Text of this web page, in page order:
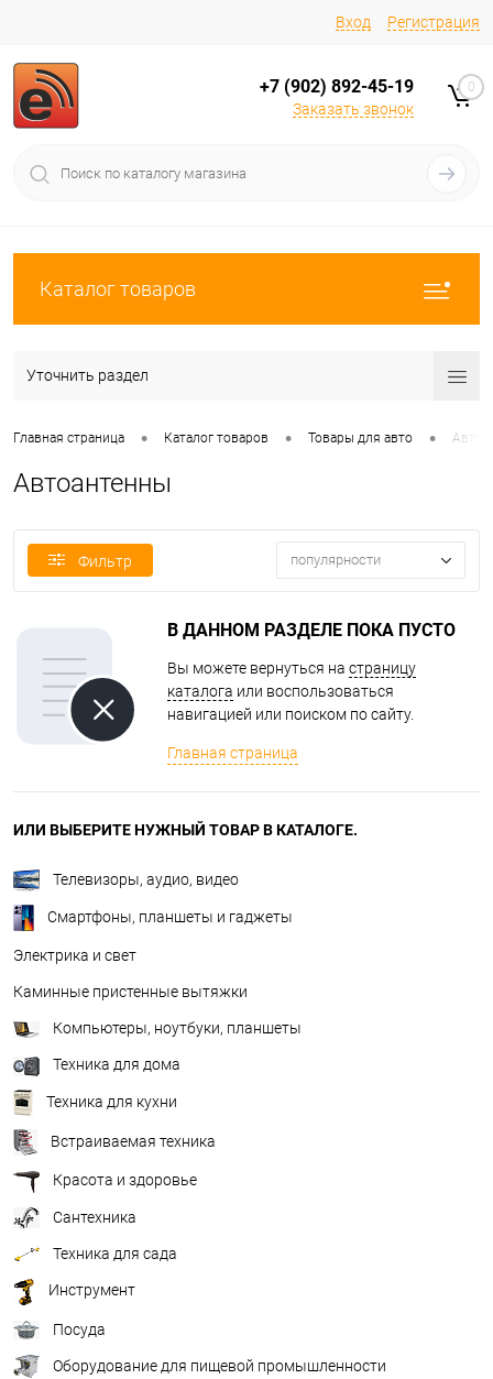
Вход Регистрация
+7 (902) 892-45-19
Заказать звонок
0
Каталог товаров
Уточнить раздел
Главная страница • Каталог товаров • Товары для авто •
Автоантенны
Фильтр популярности
В ДАННОМ РАЗДЕЛЕ ПОКА ПУСТО
Вы можете вернуться на страницу
каталога или воспользоваться
навигацией или поиском по сайту.
Главная страница
ИЛИ ВЫБЕРИТЕ НУЖНЫЙ ТОВАР В КАТАЛОГЕ.
Телевизоры, аудио, видео
Смартфоны, планшеты и гаджеты
Электрика и свет
Каминные пристенные вытяжки
Компьютеры, ноутбуки, планшеты
Техника для дома
Техника для кухни
Встраиваемая техника
Красота и здоровье
Сантехника
Техника для сада
Инструмент
Посуда
Оборудование для пищевой промышленности